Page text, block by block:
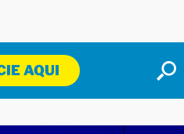
AQUI